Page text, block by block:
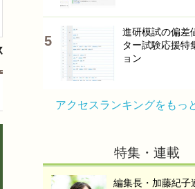
進研模試の偏差
ター試験応援
ョン
アクセスランキングをもっ
特集・連載
編集長・加藤紀子